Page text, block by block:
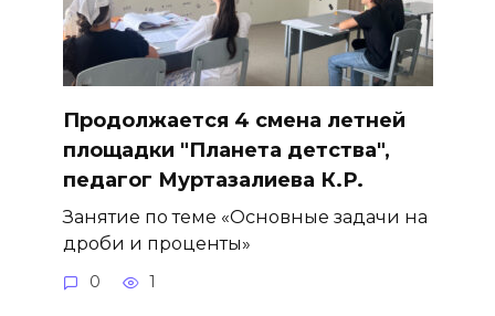
Продолжается 4 смена летней
площадки "Планета детства",
педагог Муртазалиева К.Р.
Занятие по теме «Основные задачи на
дроби и проценты»
0 1